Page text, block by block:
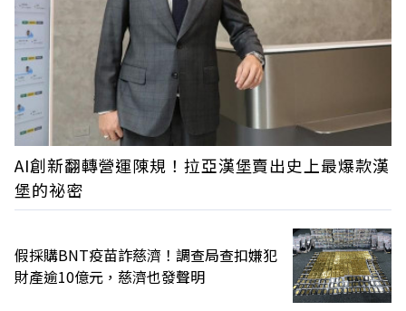
AI創新翻轉營運陳規！拉亞漢堡賣出史上最爆款漢
堡的祕密
假採購BNT疫苗詐慈濟！調查局查扣嫌犯
財產逾10億元，慈濟也發聲明